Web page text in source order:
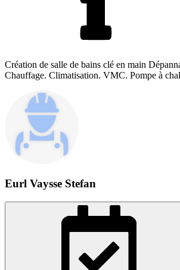
Création de salle de bains clé en main
Chauffage. Climatisation. VMC. Pompe à
Eurl Vaysse Stefan